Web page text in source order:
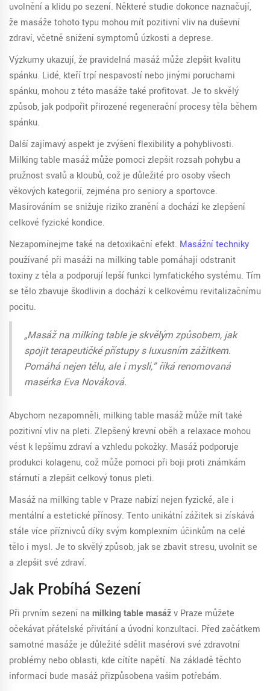
uvolnění a klidu po sezení. Některé studie dokonce naznačují,
že masáže tohoto typu mohou mít pozitivní vliv na duševní
zdraví, včetně snížení symptomů úzkosti a deprese.
Výzkumy ukazují, že pravidelná masáž může zlepšit kvalitu
spánku. Lidé, kteří trpí nespavostí nebo jinými poruchami
spánku, mohou z této masáže také profitovat. Je to skvělý
způsob, jak podpořit přirozené regenerační procesy těla během
spánku.
Další zajímavý aspekt je zvýšení flexibility a pohyblivosti.
Milking table masáž může pomoci zlepšit rozsah pohybu a
pružnost svalů a kloubů, což je důležité pro osoby všech
věkových kategorií, zejména pro seniory a sportovce.
Masírováním se snižuje riziko zranění a dochází ke zlepšení
celkové fyzické kondice.
Nezapomínejme také na detoxikační efekt. Masážní techniky
používané při masáži na milking table pomáhají odstranit
toxiny z těla a podporují lepší funkci lymfatického systému. Tím
se tělo zbavuje škodlivin a dochází k celkovému revitalizačnímu
pocitu.
„Masáž na milking table je skvělým způsobem, jak
spojit terapeutičké přístupy s luxusním zážitkem.
Pomáhá nejen tělu, ale i mysli,” říká renomovaná
masérka Eva Nováková.
Abychom nezapomněli, milking table masáž může mít také
pozitivní vliv na pleti. Zlepšený krevní oběh a relaxace mohou
vést k lepšímu zdraví a vzhledu pokožky. Masáž podporuje
produkci kolagenu, což může pomoci při boji proti známkám
stárnutí a zlepšit celkový tonus pleti.
Masáž na milking table v Praze nabízí nejen fyzické, ale i
mentální a estetické přínosy. Tento unikátní zážitek si získává
stále více příznivců díky svým komplexním účinkům na celé
tělo i mysl. Je to skvělý způsob, jak se zbavit stresu, uvolnit se
a zlepšit své zdraví.
Jak Probíhá Sezení
Při prvním sezení na milking table masážv Praze můžete
očekávat přátelské přivítání a úvodní konzultaci. Před začátkem
samotné masáže je důležité sdělit masérovi své zdravotní
problémy nebo oblasti, kde cítíte napětí. Na základě těchto
informací bude masáž přizpůsobena vašim potřebám.